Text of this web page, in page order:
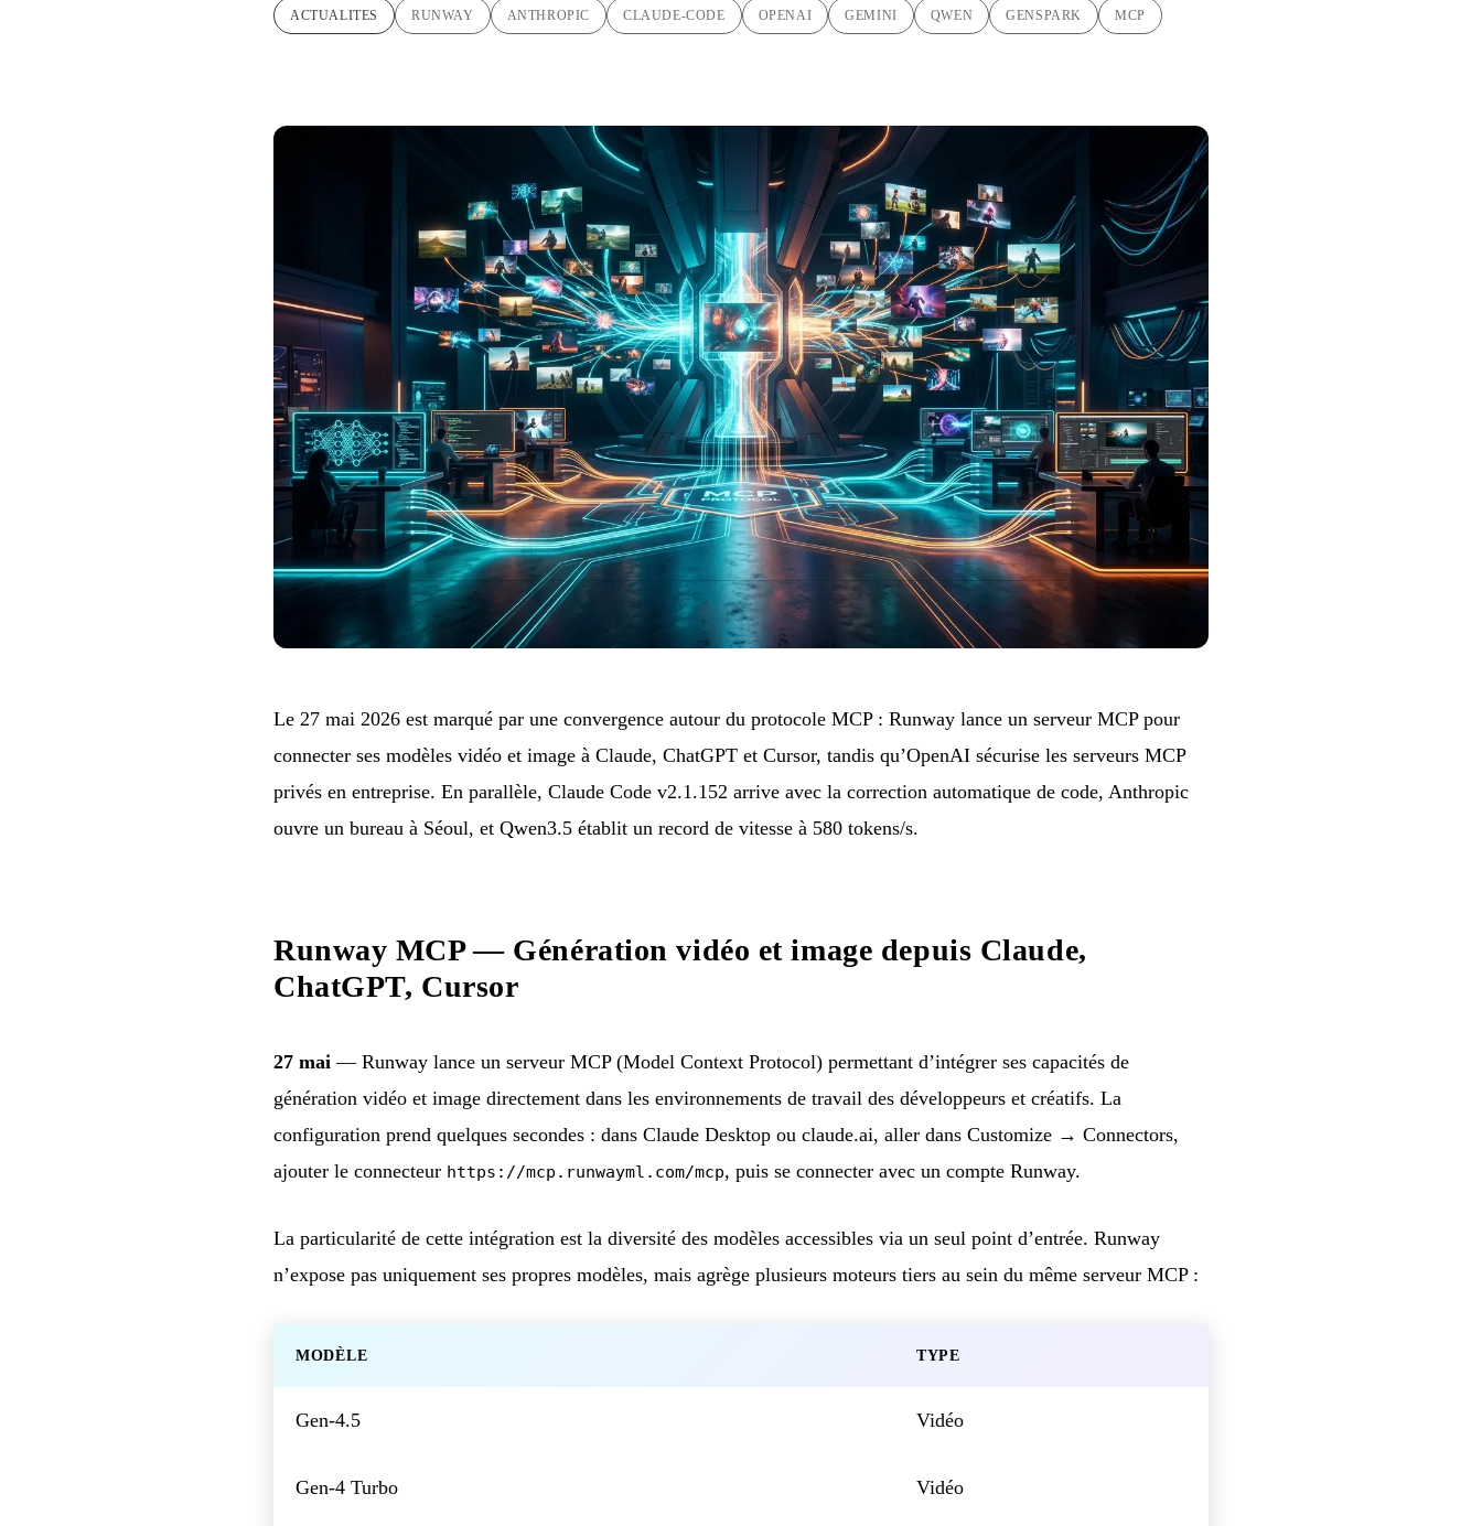
ACTUALITES RUNWAY ANTHROPIC CLAUDE-CODE OPENAI GEMINI QWEN GENSPARK MCP
Le 27 mai 2026 est marqué par une convergence autour du protocole MCP : Runway lance un serveur MCP pour
connecter ses modèles vidéo et image à Claude, ChatGPT et Cursor, tandis qu’OpenAI sécurise les serveurs MCP
privés en entreprise. En parallèle, Claude Code v2.1.152 arrive avec la correction automatique de code, Anthropic
ouvre un bureau à Séoul, et Qwen3.5 établit un record de vitesse à 580 tokens/s.
Runway MCP — Génération vidéo et image depuis Claude,
ChatGPT, Cursor
27 mai — Runway lance un serveur MCP (Model Context Protocol) permettant d’intégrer ses capacités de
génération vidéo et image directement dans les environnements de travail des développeurs et créatifs. La
configuration prend quelques secondes : dans Claude Desktop ou claude.ai, aller dans Customize → Connectors,
ajouter le connecteur https://mcp.runwayml.com/mcp, puis se connecter avec un compte Runway.
La particularité de cette intégration est la diversité des modèles accessibles via un seul point d’entrée. Runway
n’expose pas uniquement ses propres modèles, mais agrège plusieurs moteurs tiers au sein du même serveur MCP :
MODÈLE TYPE
Gen-4.5 Vidéo
Gen-4 Turbo Vidéo